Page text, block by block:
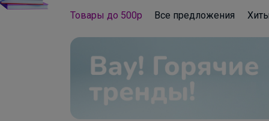
Товары до 500р Все предложения